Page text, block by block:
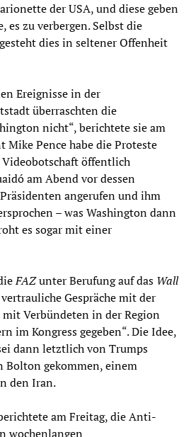
der USA, und diese geben
es zu verbergen. Selbst die
gesteht dies in seltener Offenheit
Ereignisse in der
überraschten die
nicht“, berichtete sie am
Mike Pence habe die Proteste
öffentlich
am Abend vor dessen
angerufen und ihm
– was Washington dann
es sogar mit einer
FAZunter Berufung auf das Wall
vertrauliche Gespräche mit der
Verbündeten in der Region
im Kongress gegeben“. Die Idee,
dann letztlich von Trumps
Bolton gekommen, einem
den Iran.
am Freitag, die Anti-
wochenlangen